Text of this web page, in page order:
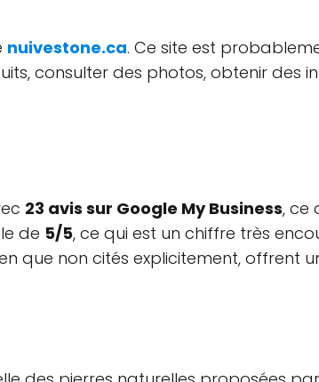
nuivestone.ca. Ce site est
consulter des photos, obtenir des
23 avis sur Google My Business, ce
de 5/5, ce qui est un chiffre très
que non cités explicitement, offrent